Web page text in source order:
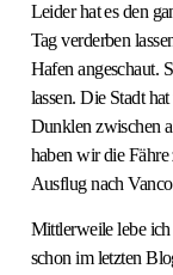
Leider hat es den
Tag verderben
Hafen angeschaut.
lassen. Die Stadt
Dunklen zwischen
haben wir die
Ausflug nach
Mittlerweile lebe
schon im letzten